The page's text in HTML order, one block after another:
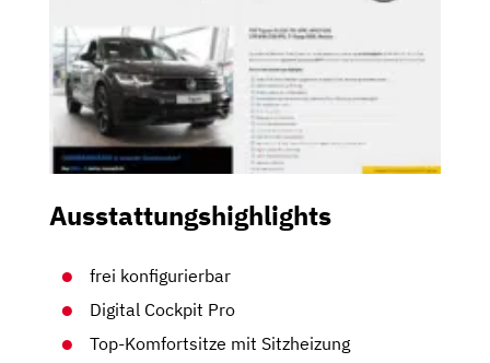
Ausstattungshighlights
frei konfigurierbar
Digital Cockpit Pro
Top-Komfortsitze mit Sitzheizung